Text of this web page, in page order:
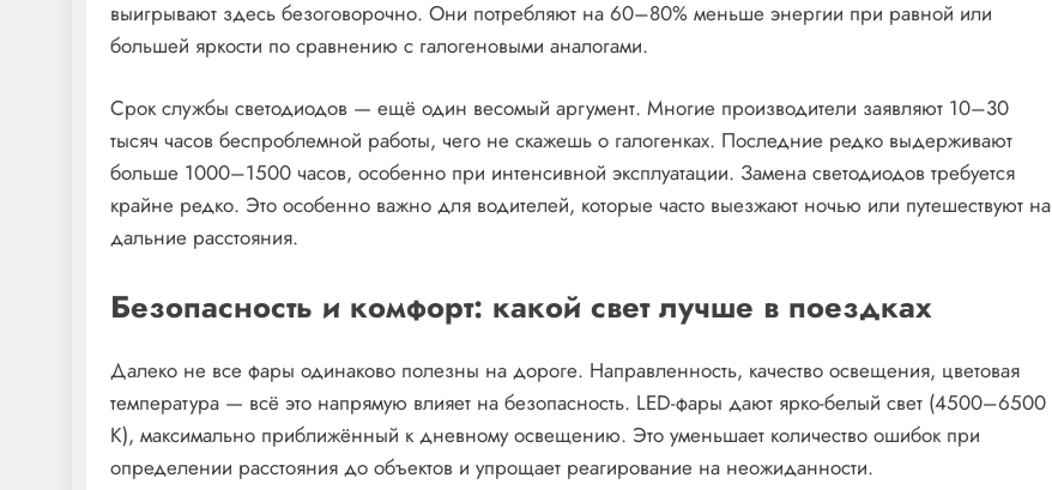
выигрывают здесь безоговорочно. Они потребляют на 60–80% меньше энергии при равной или
большей яркости по сравнению с галогеновыми аналогами.
Срок службы светодиодов — ещё один весомый аргумент. Многие производители заявляют 10–30
тысяч часов беспроблемной работы, чего не скажешь о галогенках. Последние редко выдерживают
больше 1000–1500 часов, особенно при интенсивной эксплуатации. Замена светодиодов требуется
крайне редко. Это особенно важно для водителей, которые часто выезжают ночью или путешествуют на
дальние расстояния.
Безопасность и комфорт: какой свет лучше в поездках
Далеко не все фары одинаково полезны на дороге. Направленность, качество освещения, цветовая
температура — всё это напрямую влияет на безопасность. LED-фары дают ярко-белый свет (4500–6500
К), максимально приближённый к дневному освещению. Это уменьшает количество ошибок при
определении расстояния до объектов и упрощает реагирование на неожиданности.